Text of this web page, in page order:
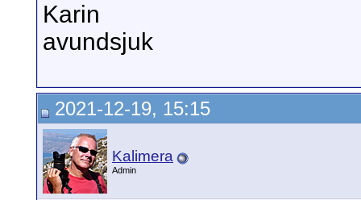
Karin
avundsjuk
2021-12-19, 15:15
Kalimera
Admin